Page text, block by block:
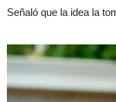
Señaló que la idea la